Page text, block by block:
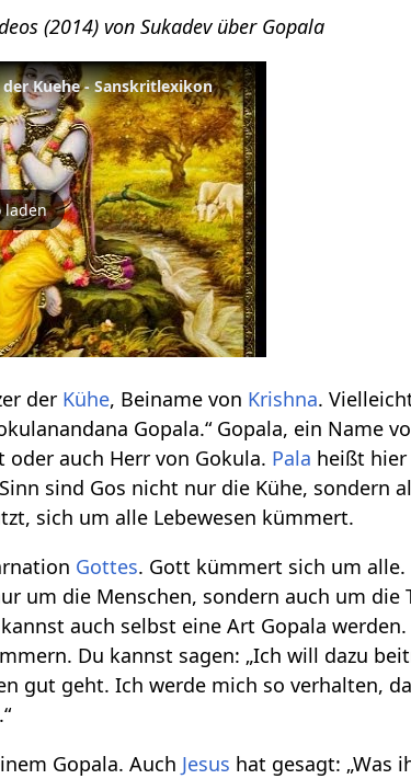
(2014) von Sukadev über Gopala
Kuehe - Sanskritlexikon
laden
der Kühe, Beiname von Krishna.
Gopala.“ Gopala, ein Name
oder auch Herr von Gokula. Pala heißt hier
sind Gos nicht nur die Kühe, sondern
sich um alle Lebewesen kümmert.
Gottes. Gott kümmert sich um
um die Menschen, sondern auch um
auch selbst eine Art Gopala
Du kannst sagen: „Ich will dazu
gut geht. Ich werde mich so verhalten,
Gopala. Auch Jesus hat gesagt: „Was